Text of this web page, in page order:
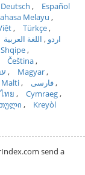
Deutsch
Español
Melayu
Türkçe
اردو
اللغة العربية
Shqipe
Čeština
Magyar
Malti
فارسی
ไทย
Cymraeg
Kreyòl
send a